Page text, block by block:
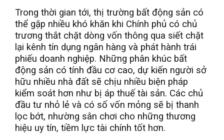
Trong thời gian tới, thị trường bất động sản có
thể gặp nhiều khó khăn khi Chính phủ có chủ
trương thắt chặt dòng vốn thông qua siết chặt
lại kênh tín dụng ngân hàng và phát hành trái
phiếu doanh nghiệp. Những phân khúc bất
động sản có tính đầu cơ cao, dự kiến người sở
hữu nhiều nhà đất sẽ chịu nhiều biện pháp
kiểm soát hơn như bị áp thuế tài sản. Các chủ
đầu tư nhỏ lẻ và có số vốn mỏng sẽ bị thanh
lọc bớt, nhường sân chơi cho những thương
hiệu uy tín, tiềm lực tài chính tốt hơn.